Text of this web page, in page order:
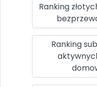
Ranking
Ranking